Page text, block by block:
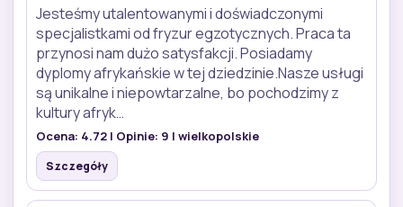
Jesteśmy utalentowanymi i doświadczonymi
specjalistkami od fryzur egzotycznych. Praca ta
przynosi nam dużo satysfakcji. Posiadamy
dyplomy afrykańskie w tej dziedzinie.Nasze usługi
są unikalne i niepowtarzalne, bo pochodzimy z
kultury afryk…
Ocena: 4.72 | Opinie: 9 | wielkopolskie
Szczegóły